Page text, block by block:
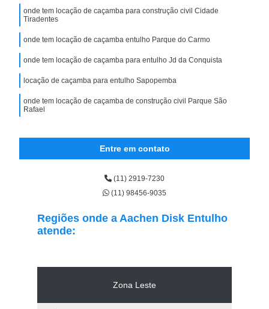
onde tem locação de caçamba para construção civil Cidade
Tiradentes
onde tem locação de caçamba entulho Parque do Carmo
onde tem locação de caçamba para entulho Jd da Conquista
locação de caçamba para entulho Sapopemba
onde tem locação de caçamba de construção civil Parque São
Rafael
Entre em contato
(11) 2919-7230
(11) 98456-9035
Regiões onde a Aachen Disk Entulho
atende:
Zona Leste